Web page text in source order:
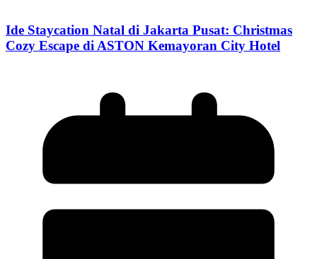
Ide Staycation Natal di Jakarta Pusat: Christmas
Cozy Escape di ASTON Kemayoran City Hotel